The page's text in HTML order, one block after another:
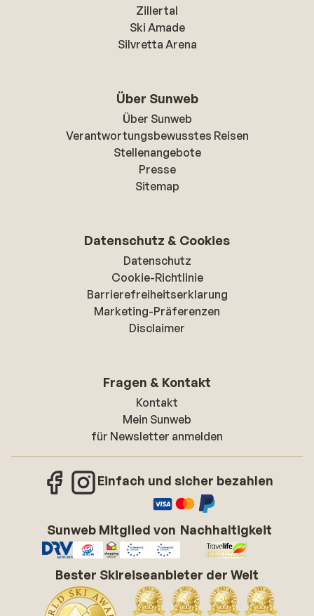
Zillertal
Ski Amade
Silvretta Arena
Über Sunweb
Über Sunweb
Verantwortungsbewusstes Reisen
Stellenangebote
Presse
Sitemap
Datenschutz & Cookies
Datenschutz
Cookie-Richtlinie
Barrierefreiheitserklarung
Marketing-Präferenzen
Disclaimer
Fragen & Kontakt
Kontakt
Mein Sunweb
für Newsletter anmelden
Einfach und sicher bezahlen
Sunweb Mitglied von Nachhaltigkeit
Bester Skireiseanbieter der Welt